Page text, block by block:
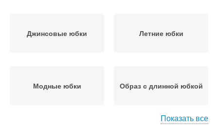
Джинсовые юбки Летние юбки
Модные юбки Образ с длинной юбкой
Показать все